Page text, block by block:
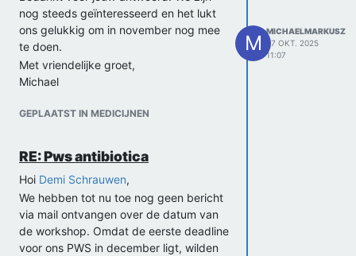
nog steeds geïnteresseerd en het lukt
ons gelukkig om in november nog mee
te doen.
Met vriendelijke groet,
Michael
GEPLAATST IN MEDICIJNEN
M MICHAELMARKUSZ
27 OKT. 2025
11:07
RE: Pws antibiotica
Hoi Demi Schrauwen,
We hebben tot nu toe nog geen bericht
via mail ontvangen over de datum van
de workshop. Omdat de eerste deadline
voor ons PWS in december ligt, wilden